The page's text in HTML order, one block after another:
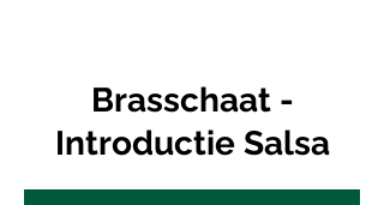
Brasschaat -
Introductie Salsa